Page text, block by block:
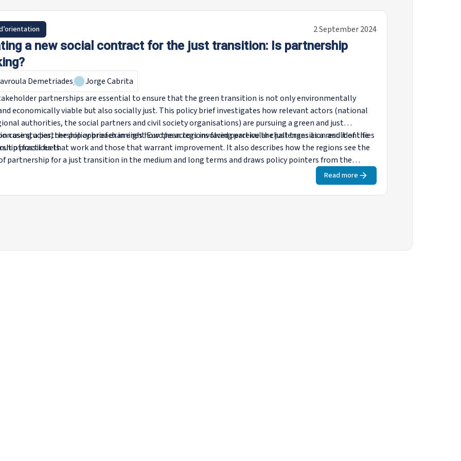
2 September 2024
a new social contract for the just transition: Is partnership
Demetriades,
Jorge Cabrita
partnerships are essential to ensure that the green transition is not only environmentally
economically viable but also socially just. This policy brief investigates how relevant actors (national
authorities, the social partners and civil society organisations) are pursuing a green and just
using a partnership approach in eight European regions facing particular challenges as a result of the
of fossil fuels.
case studies, the policy brief examines how the actors involved perceive the just transition and identifies
practices that work and those that warrant improvement. It also describes how the regions see the
partnership for a just transition in the medium and long terms and draws policy pointers from the
Read more